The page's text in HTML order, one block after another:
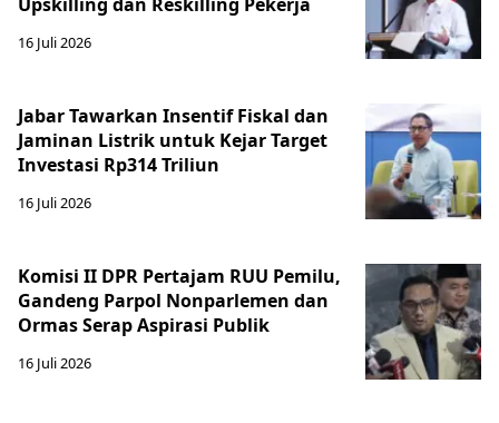
16 Juli 2026
Jabar Tawarkan Insentif Fiskal dan
Jaminan Listrik untuk Kejar Target
Investasi Rp314 Triliun
16 Juli 2026
Komisi II DPR Pertajam RUU Pemilu,
Gandeng Parpol Nonparlemen dan
Ormas Serap Aspirasi Publik
16 Juli 2026